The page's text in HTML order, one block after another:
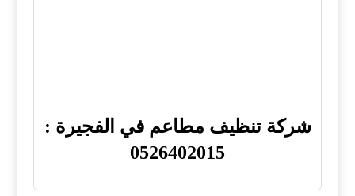
شركة تنظيف مطاعم في الفجيرة :
0526402015